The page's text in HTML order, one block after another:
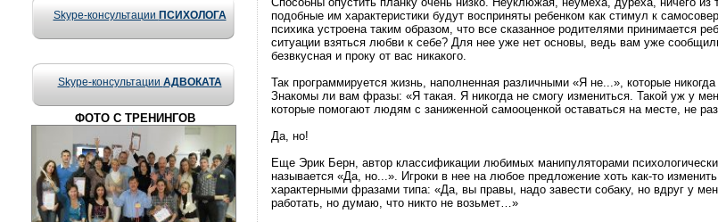
Skype-консультации ПСИХОЛОГА
Skype-консультации АДВОКАТА
ФОТО С ТРЕНИНГОВ
подобные им характеристики будут восприняты ребенком как стимул к
психика устроена таким образом, что все сказанное родителями принимается
ситуации взяться любви к себе? Для нее уже нет основы, ведь вам уже
безвкусная и проку от вас никакого.
Так программируется жизнь, наполненная различными «Я не...», которые
Знакомы ли вам фразы: «Я такая. Я никогда не смогу измениться. Такой уж у
которые помогают людям с заниженной самооценкой оставаться на месте, не
Да, но!
Еще Эрик Берн, автор классификации любимых манипуляторами
называется «Да, но...». Игроки в нее на любое предложение хоть как-то
характерными фразами типа: «Да, вы правы, надо завести собаку, но вдруг у
работать, но думаю, что никто не возьмет…»